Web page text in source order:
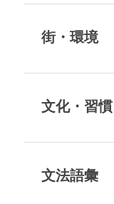
街・環境
文化・習慣
文法語彙